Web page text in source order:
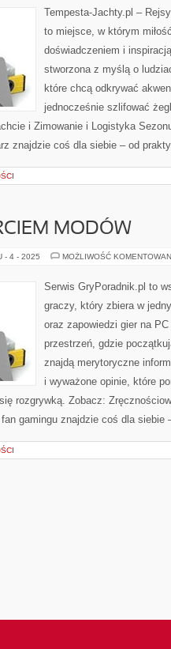
Tempesta-Jachty.pl –
to miejsce, w którym
doświadczeniem i
stworzona z myślą o
które chcą odkrywać
jednocześnie szlifować
i Zimowanie i Logistyka
znajdzie coś dla siebie – od
MODÓW
- 4 - 2025 MOŻLIWOŚĆ
Serwis GryPoradnik.pl to
graczy, który zbiera w
oraz zapowiedzi gier na
przestrzeń, gdzie
znajdą merytoryczne
i wyważone opinie, które
rozgrywką. Zobacz:
gamingu znajdzie coś dla